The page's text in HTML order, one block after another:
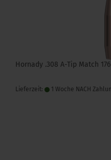
Hornady .308 A-Tip Match
Lieferzeit: 1 Woche NACH